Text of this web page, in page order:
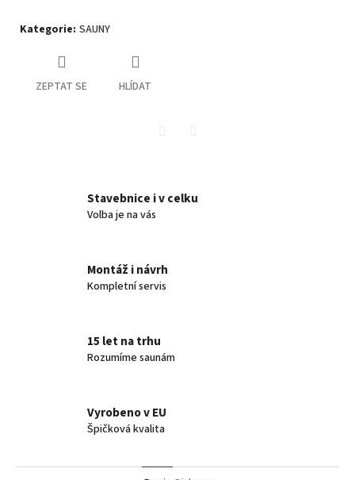
Kategorie: SAUNY
ZEPTAT SE HLÍDAT
Stavebnice i v celku
Volba je na vás
Montáž i návrh
Kompletní servis
15 let na trhu
Rozumíme saunám
Vyrobeno v EU
Špičková kvalita